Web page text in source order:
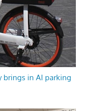
brings in AI parking